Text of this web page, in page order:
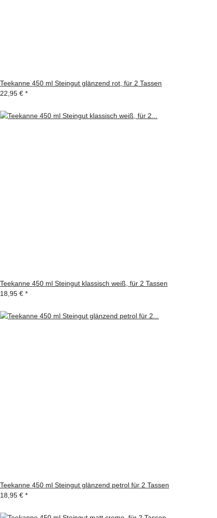
Teekanne 450 ml Steingut glänzend rot, für 2 Tassen
22,95 € *
Teekanne 450 ml Steingut klassisch weiß, für 2 Tassen
18,95 € *
Teekanne 450 ml Steingut glänzend petrol für 2 Tassen
18,95 € *